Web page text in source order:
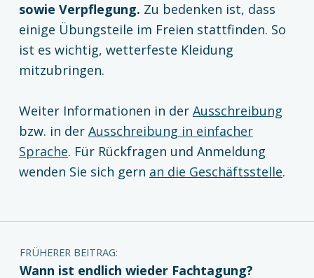
sowie Verpflegung. Zu bedenken ist, dass
einige Übungsteile im Freien stattfinden. So
ist es wichtig, wetterfeste Kleidung
mitzubringen.
Weiter Informationen in der Ausschreibung
bzw. in der Ausschreibung in einfacher
Sprache. Für Rückfragen und Anmeldung
wenden Sie sich gern an die Geschäftsstelle.
Beitragsnavigation
FRÜHERER BEITRAG:
Wann ist endlich wieder Fachtagung?